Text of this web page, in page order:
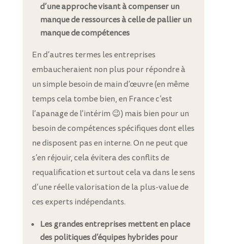
d’une approche visant à compenser un
manque de ressources à celle de pallier un
manque de compétences
En d’autres termes les entreprises
embaucheraient non plus pour répondre à
un simple besoin de main d’œuvre (en même
temps cela tombe bien, en France c’est
l’apanage de l’intérim 😉) mais bien pour un
besoin de compétences spécifiques dont elles
ne disposent pas en interne. On ne peut que
s’en réjouir, cela évitera des conflits de
requalification et surtout cela va dans le sens
d’une réelle valorisation de la plus-value de
ces experts indépendants.
Les grandes entreprises mettent en place
des politiques d’équipes hybrides pour